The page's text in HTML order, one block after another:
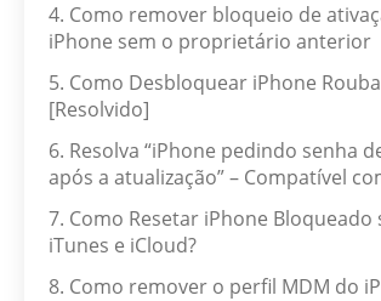
4. Como remover bloqueio de
iPhone sem o proprietário anterior
5. Como Desbloquear iPhone
[Resolvido]
6. Resolva “iPhone pedindo senha
após a atualização” – Compatível
7. Como Resetar iPhone Bloqueado
iTunes e iCloud?
8. Como remover o perfil MDM do